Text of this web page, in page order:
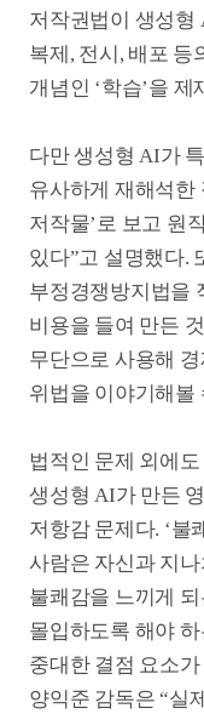
<아트 인 더 월드>의 이
예정인 후속작을 준비
로마 신화로 사람들이
비용이 대부분이다. 이
세계를 완전히 없애 버
것이라 과거의 3차원
작업보다 훨씬 더 쉽게
길을 열었다”고 했다.
비롯한 무궁무진한 글
관객도 재미있어 할 만
되었다”는 설명이다.
나야, 문희>(2024)를 제
전쟁영화 <2차 한국전
두 번째 한국전쟁이 발
벌어지는 상황과 다수
통상적인 CG 작업이
박 대표는 “기존 CG 비
대체하는 게 목표”라면
것”이라고 전했다.
생성형 AI에 대한 적극